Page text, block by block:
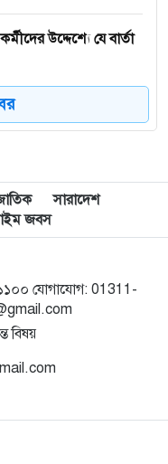
উদ্দেশ্যে যে বার্তা
বেশিরভাগ নারী-শিশু
পদক পেলেন ডা.
সালাহউদ্দিন আহমদকে
গিয়ে প্লেন থামাতে
সারাদেশ
জবস
১১০০ যোগাযোগ: 01311-
বিষয়